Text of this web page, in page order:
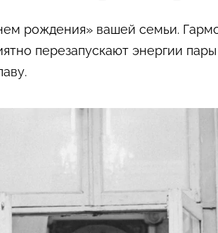
рождения» вашей семьи.
перезапускают энергии